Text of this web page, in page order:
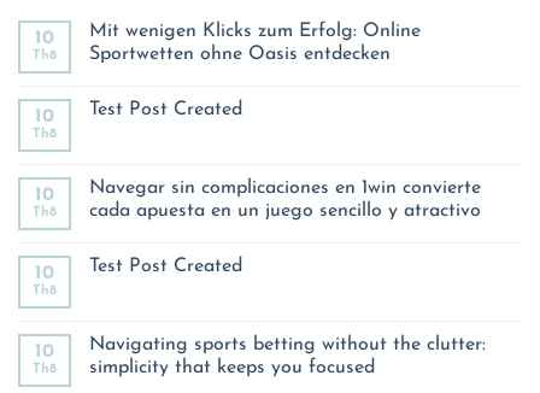
10
Th8
Mit wenigen Klicks zum Erfolg: Online
Sportwetten ohne Oasis entdecken
bình
Klicks
Erfolg:
ohne
10
Th8
Test Post Created
luận
ở
Test
10
Th8
Navegar sin complicaciones en 1win convierte
cada apuesta en un juego sencillo y atractivo
bình
complicaciones
en
1win
10
Th8
Test Post Created
luận
ở
Test
10
Th8
Navigating sports betting without the clutter:
simplicity that keeps you focused